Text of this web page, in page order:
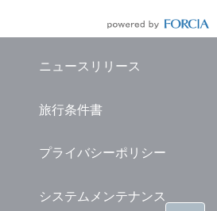
ニュースリリース
旅行条件書
プライバシーポリシー
システムメンテナンス